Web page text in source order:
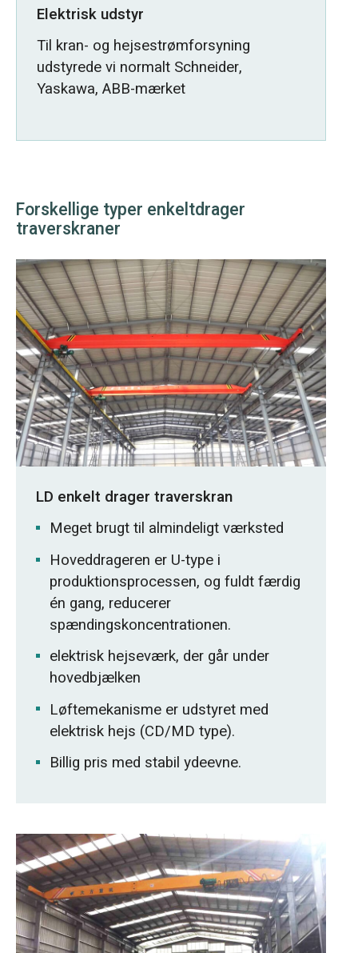
Elektrisk udstyr
Til kran- og hejsestrømforsyning
udstyrede vi normalt Schneider,
Yaskawa, ABB-mærket
Forskellige typer enkeltdrager
traverskraner
LD enkelt drager traverskran
Meget brugt til almindeligt værksted
Hoveddrageren er U-type i
produktionsprocessen, og fuldt færdig
én gang, reducerer
spændingskoncentrationen.
elektrisk hejseværk, der går under
hovedbjælken
Løftemekanisme er udstyret med
elektrisk hejs (CD/MD type).
Billig pris med stabil ydeevne.